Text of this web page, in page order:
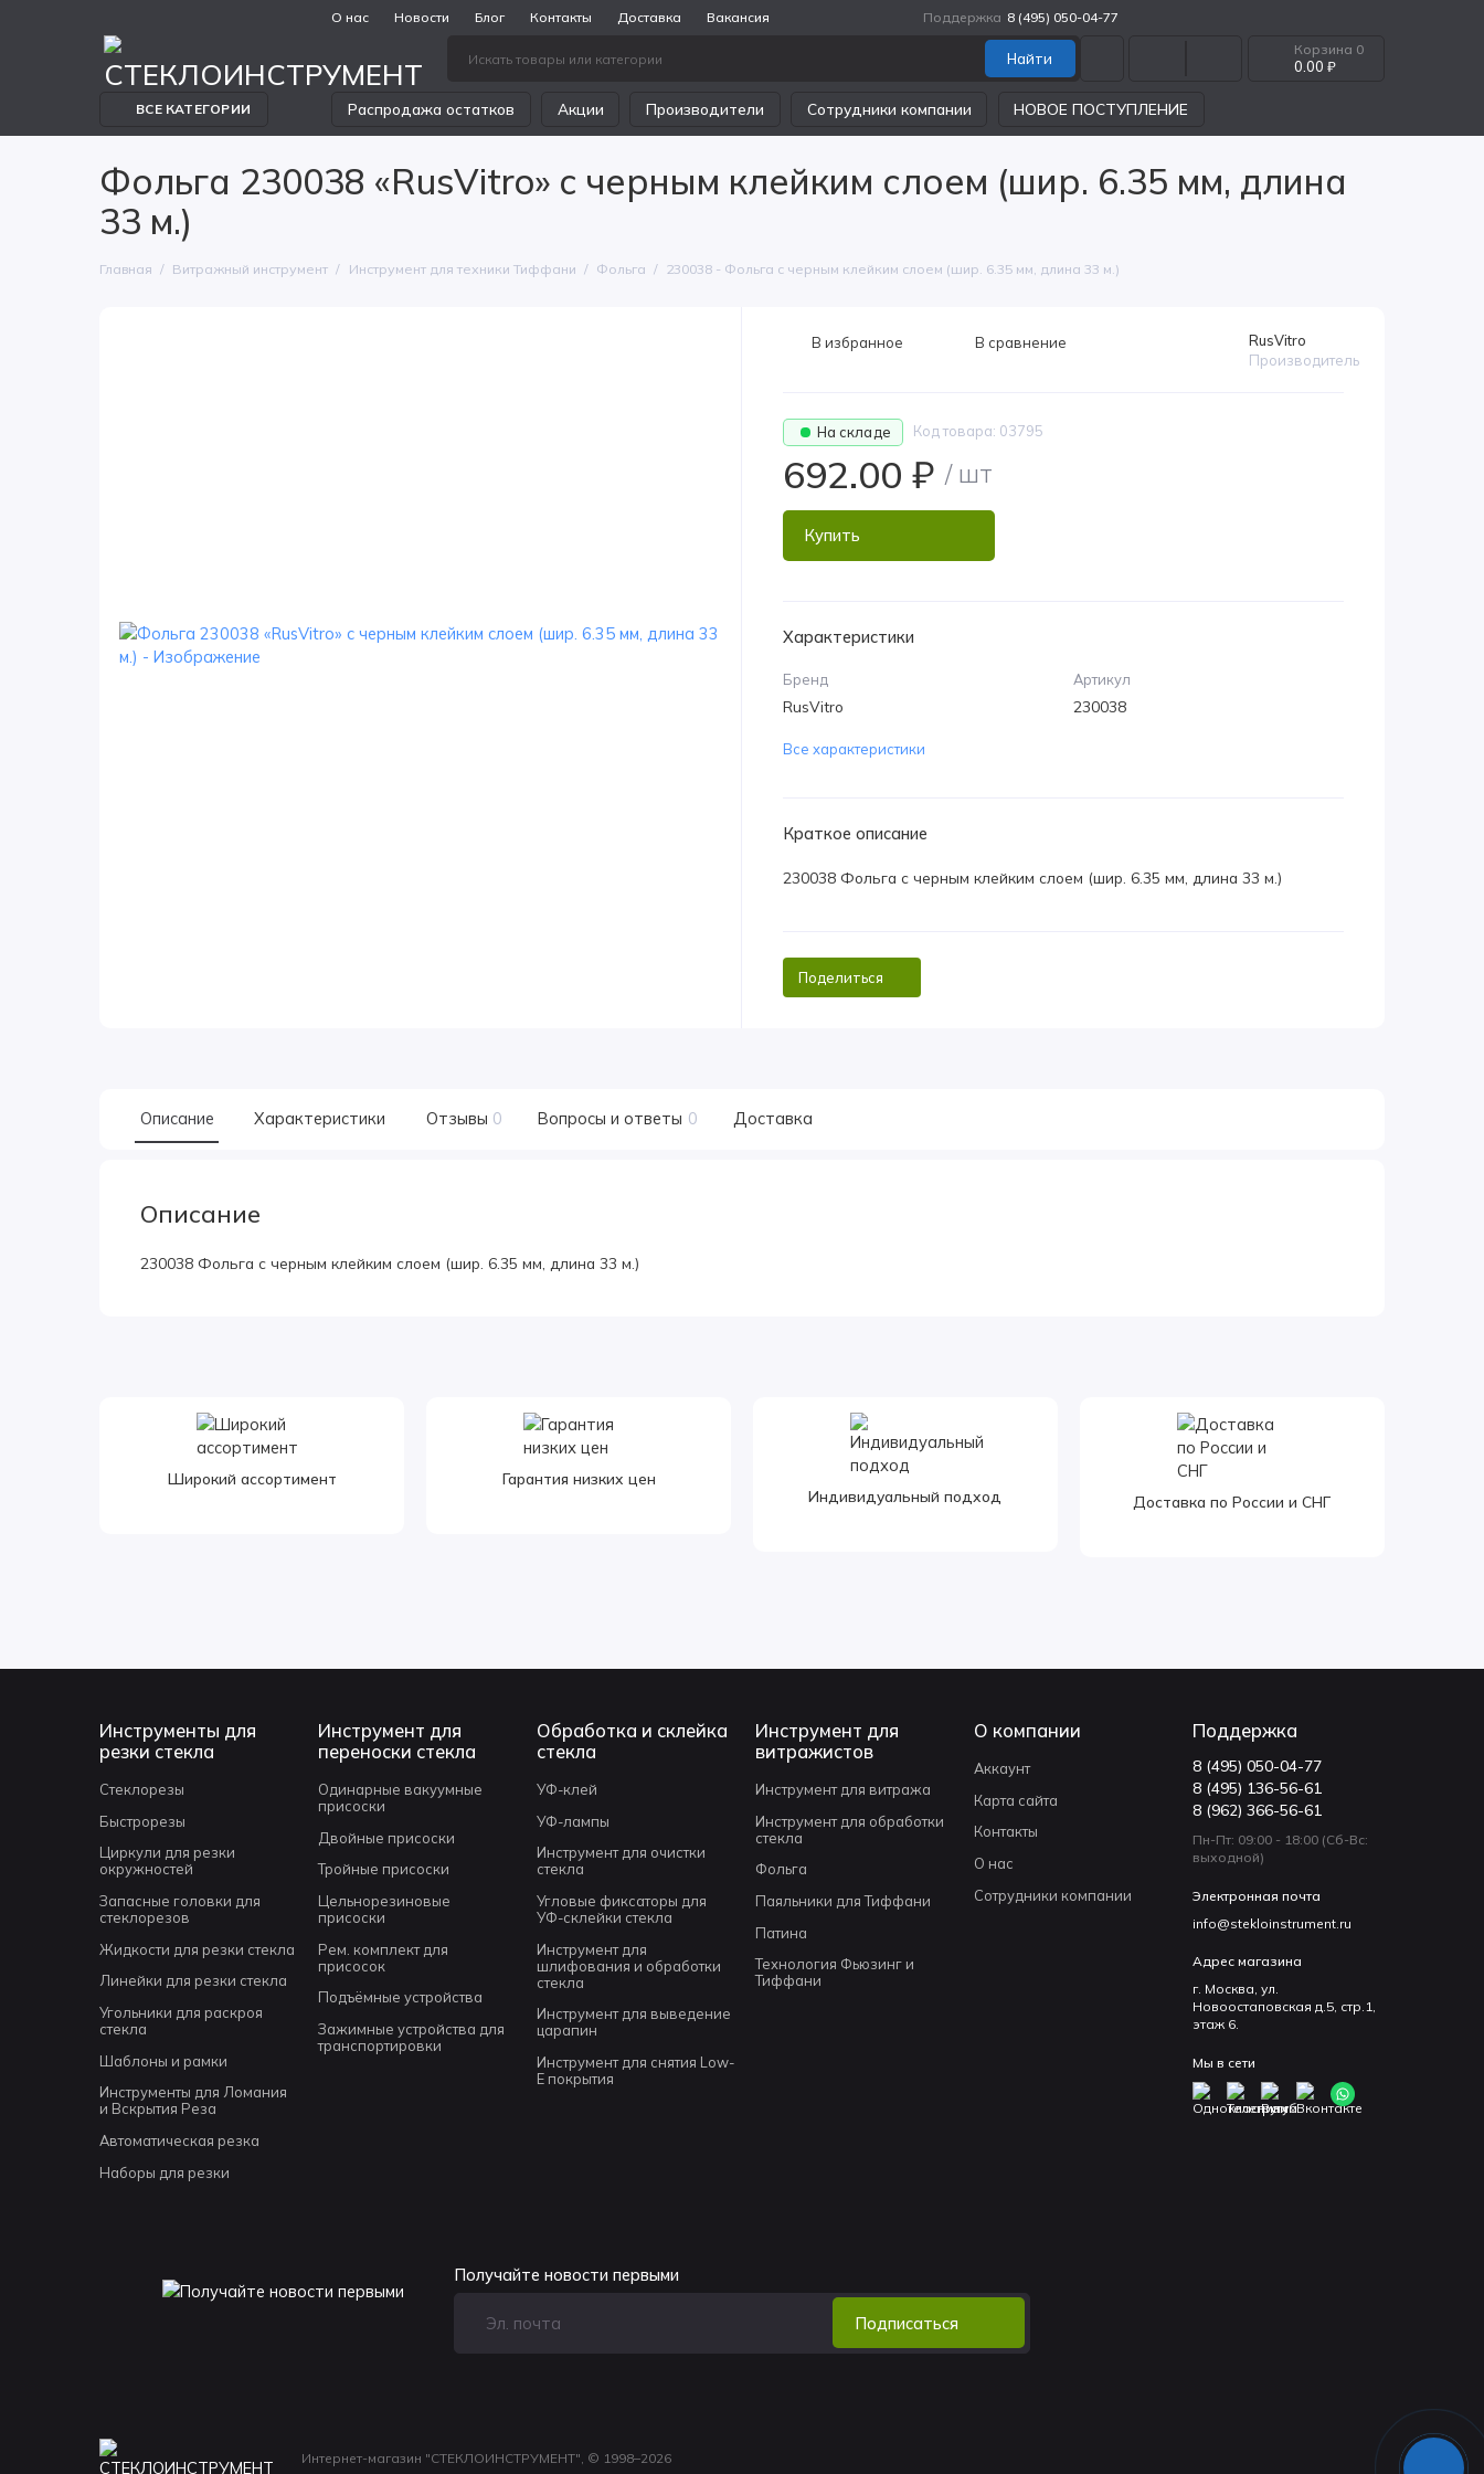
О нас Новости Блог Контакты Доставка Вакансия Поддержка 8 (495) 050-04-77
Найти
Корзина 0
0.00 ₽
ВСЕ КАТЕГОРИИ Распродажа остатков Акции Производители Сотрудники компании НОВОЕ ПОСТУПЛЕНИЕ
Фольга 230038 «RusVitro» c черным клейким слоем (шир. 6.35 мм, длина
33 м.)
Главная Витражный инструмент Инструмент для техники Тиффани Фольга 230038 - Фольга c черным клейким слоем (шир. 6.35 мм, длина 33 м.)
На складе Код товара: 03795
RusVitro
Производитель
692.00 ₽ / шт
Купить
В избранное В сравнение
Характеристики
Бренд
RusVitro
Артикул
230038
Все характеристики
Краткое описание
230038 Фольга c черным клейким слоем (шир. 6.35 мм, длина 33 м.)
Поделиться
Описание Характеристики Отзывы 0 Вопросы и ответы 0 Доставка
Описание
230038 Фольга c черным клейким слоем (шир. 6.35 мм, длина 33 м.)
Широкий ассортимент
Гарантия низких цен
Индивидуальный подход
Доставка по России и СНГ
Инструменты для
резки стекла
Стеклорезы
Быстрорезы
Циркули для резки
окружностей
Запасные головки для
стеклорезов
Жидкости для резки стекла
Линейки для резки стекла
Угольники для раскроя
стекла
Шаблоны и рамки
Инструменты для Ломания
и Вскрытия Реза
Автоматическая резка
Наборы для резки
Инструмент для
переноски стекла
Одинарные вакуумные
присоски
Двойные присоски
Тройные присоски
Цельнорезиновые
присоски
Рем. комплект для
присосок
Подъёмные устройства
Зажимные устройства для
транспортировки
Обработка и склейка
стекла
УФ-клей
УФ-лампы
Инструмент для очистки
стекла
Угловые фиксаторы для
УФ-склейки стекла
Инструмент для
шлифования и обработки
стекла
Инструмент для выведение
царапин
Инструмент для снятия Low-
E покрытия
Инструмент для
витражистов
Инструмент для витража
Инструмент для обработки
стекла
Фольга
Паяльники для Тиффани
Патина
Технология Фьюзинг и
Тиффани
О компании
Аккаунт
Карта сайта
Контакты
О нас
Сотрудники компании
Поддержка
8 (495) 050-04-77
8 (495) 136-56-61
8 (962) 366-56-61
Пн-Пт: 09:00 - 18:00 (Сб-Вс:
выходной)
Электронная почта
info@stekloinstrument.ru
Адрес магазина
г. Москва, ул.
Новоостаповская д.5, стр.1,
этаж 6.
Мы в сети
Получайте новости первыми
Подписаться
Интернет-магазин "СТЕКЛОИНСТРУМЕНТ", © 1998–2026